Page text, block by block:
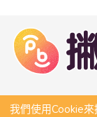
我們使用Cookie